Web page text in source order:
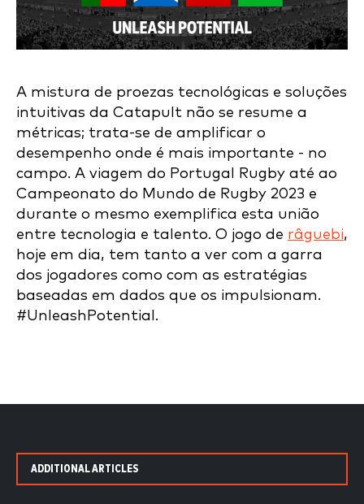
A mistura de proezas tecnológicas e soluções
intuitivas da Catapult não se resume a
métricas; trata-se de amplificar o
desempenho onde é mais importante - no
campo. A viagem do Portugal Rugby até ao
Campeonato do Mundo de Rugby 2023 e
durante o mesmo exemplifica esta união
entre tecnologia e talento. O jogo de râguebi,
hoje em dia, tem tanto a ver com a garra
dos jogadores como com as estratégias
baseadas em dados que os impulsionam.
#UnleashPotential.
ADDITIONAL ARTICLES